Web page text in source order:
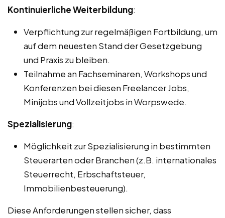
Kontinuierliche Weiterbildung:
Verpflichtung zur regelmäßigen Fortbildung, um
auf dem neuesten Stand der Gesetzgebung
und Praxis zu bleiben.
Teilnahme an Fachseminaren, Workshops und
Konferenzen bei diesen Freelancer Jobs,
Minijobs und Vollzeitjobs in Worpswede.
Spezialisierung:
Möglichkeit zur Spezialisierung in bestimmten
Steuerarten oder Branchen (z.B. internationales
Steuerrecht, Erbschaftsteuer,
Immobilienbesteuerung).
Diese Anforderungen stellen sicher, dass